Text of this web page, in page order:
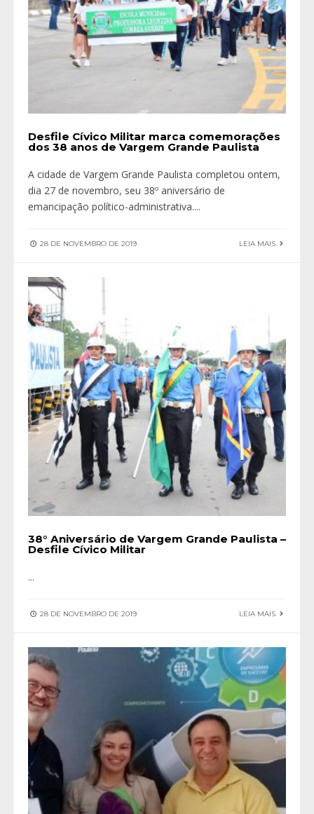
Desfile Cívico Militar marca comemorações
dos 38 anos de Vargem Grande Paulista
A cidade de Vargem Grande Paulista completou ontem,
dia 27 de novembro, seu 38º aniversário de
emancipação político-administrativa....
28 DE NOVEMBRO DE 2019 LEIA MAIS
38° Aniversário de Vargem Grande Paulista –
Desfile Cívico Militar
...
28 DE NOVEMBRO DE 2019 LEIA MAIS